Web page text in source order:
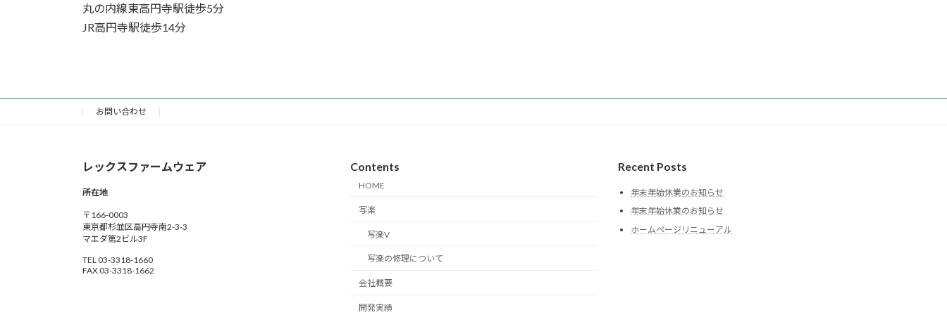
丸の内線東高円寺駅徒歩5分
JR高円寺駅徒歩14分
お問い合わせ
レックスファームウェア
所在地
〒166-0003
東京都杉並区高円寺南2-3-3
マエダ第2ビル3F
TEL 03-3318-1660
FAX 03-3318-1662
Contents
HOME
写楽
写楽V
写楽の修理について
会社概要
開発実績
Recent Posts
年末年始休業のお知らせ
年末年始休業のお知らせ
ホームページリニューアル